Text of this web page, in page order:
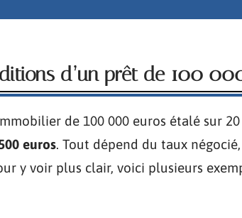
d’un prêt de 100
de 100 000 euros étalé sur
euros. Tout dépend du taux
y voir plus clair, voici plusieurs